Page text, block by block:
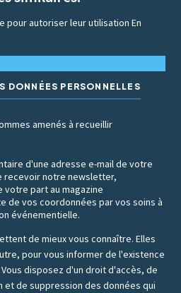
pour autoriser leur utilisationEn
DONNÉES PERSONNELLES
amenés à recueillir
d'une adresse e-mail de votre
recevoir notre newsletter,
votre part au magazine
de vos coordonnées par vos soins à
événementielle.
de mieux vous connaître. Elles
pour vous informer de l'existence
disposez d'un droit d'accès, de
de suppression des données qui